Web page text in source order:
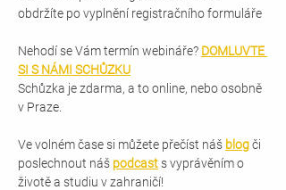
obdržíte po vyplnění registračního formuláře
Nehodí se Vám termín webináře? DOMLUVTE
SI S NÁMI SCHŮZKU
Schůzka je zdarma, a to online, nebo osobně
v Praze.
Ve volném čase si můžete přečíst náš blog či
poslechnout náš podcast s vyprávěním o
životě a studiu v zahraničí!